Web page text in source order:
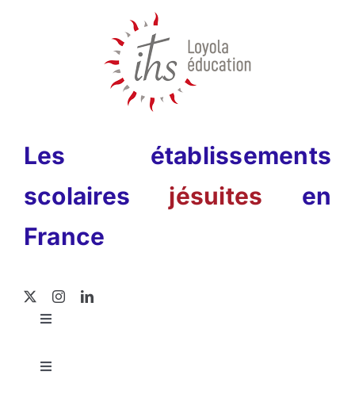
Les établissements
scolaires jésuites en
France
Toggle
Toggle